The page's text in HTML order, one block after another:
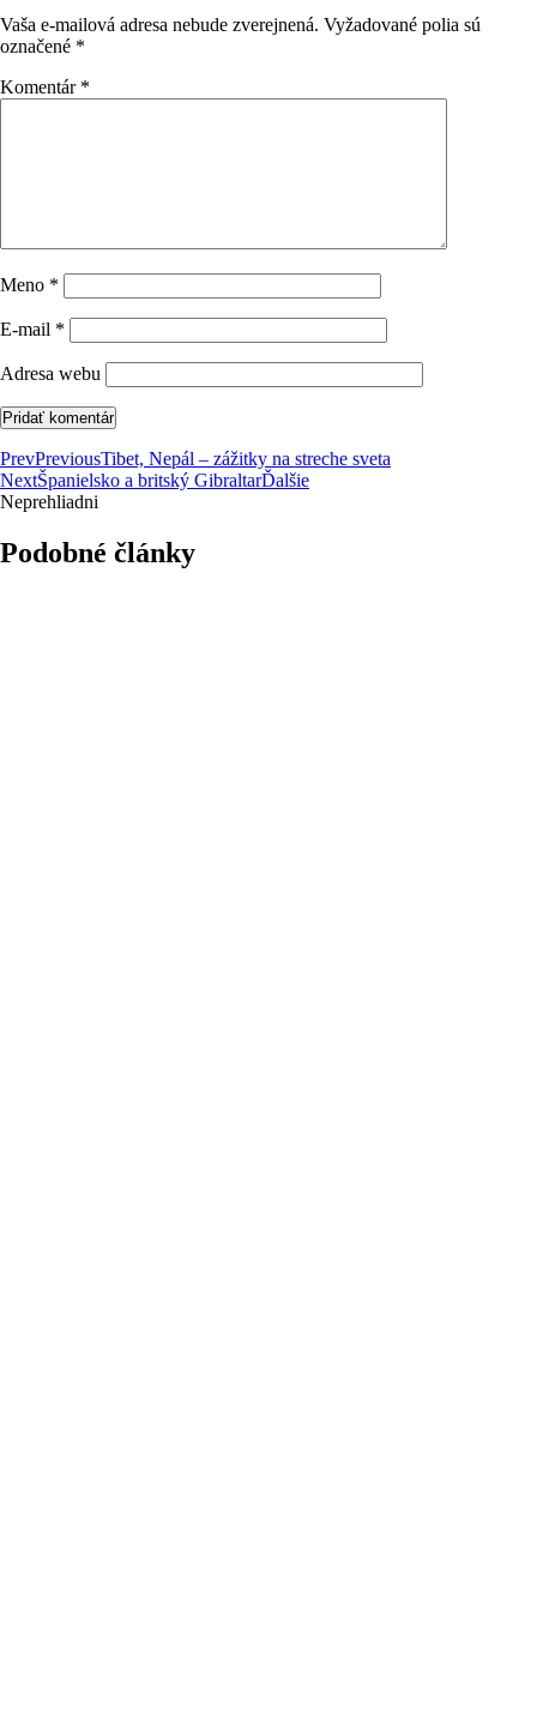
Vaša e-mailová adresa nebude zverejnená. Vyžadované polia sú
označené *
Komentár *
Meno *
E-mail *
Adresa webu
PrevPreviousTibet, Nepál – zážitky na streche sveta
NextŠpanielsko a britský GibraltarĎalšie
Neprehliadni
Podobné články